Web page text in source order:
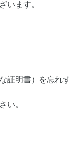
います。
証明書）を忘れ
い。